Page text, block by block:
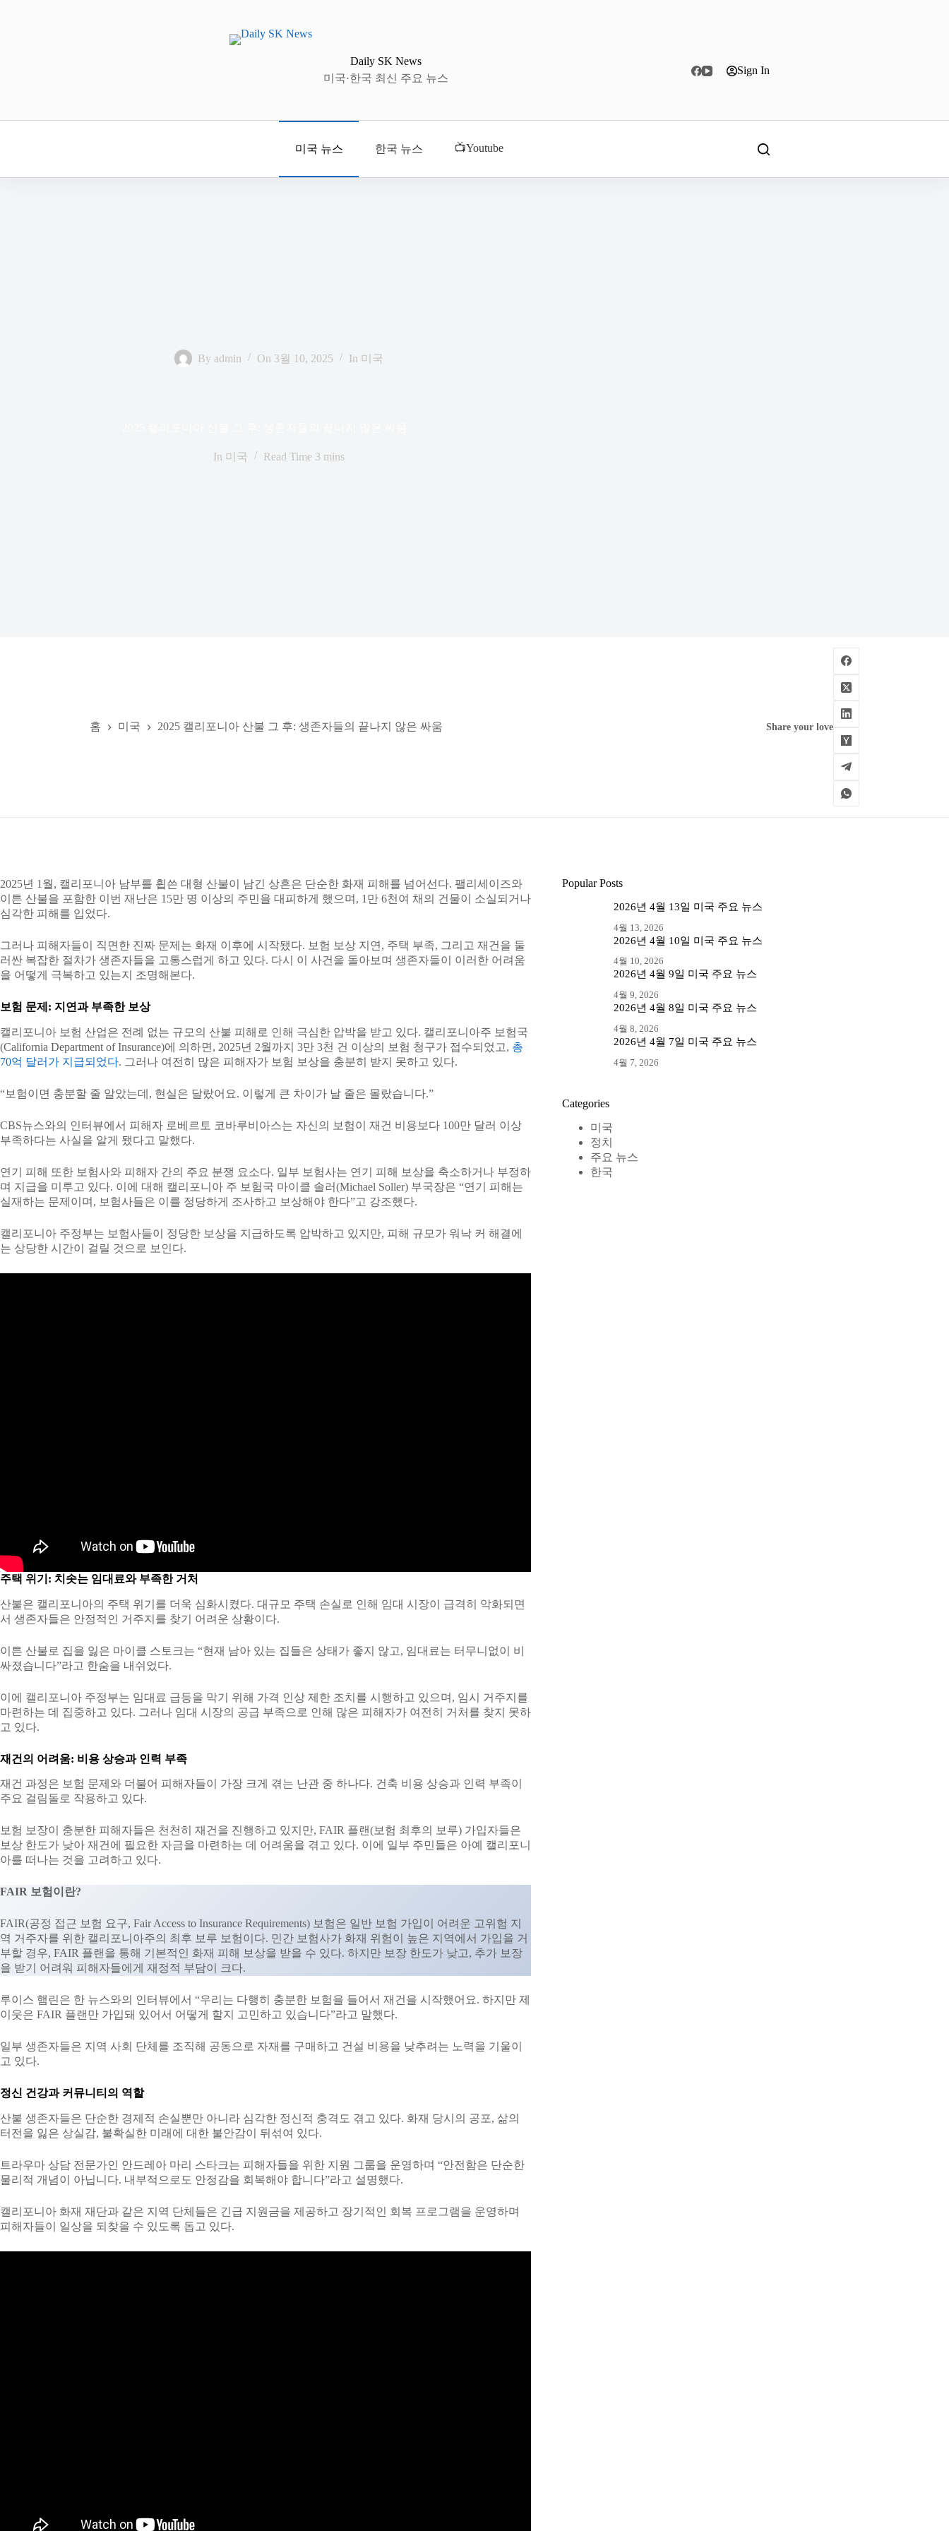
Daily SK News
미국·한국 최신 주요 뉴스
Sign In
미국 뉴스 한국 뉴스 📺Youtube
By admin On 3월 10, 2025 In 미국
In 미국 Read Time 3 mins
홈 미국 2025 캘리포니아 산불 그 후: 생존자들의 끝나지 않은 싸움 Share your love
2025년 1월, 캘리포니아 남부를 휩쓴 대형 산불이 남긴 상흔은 단순한 화재 피해를 넘어선다. 팰리세이즈와
이튼 산불을 포함한 이번 재난은 15만 명 이상의 주민을 대피하게 했으며, 1만 6천여 채의 건물이 소실되거나
심각한 피해를 입었다.
그러나 피해자들이 직면한 진짜 문제는 화재 이후에 시작됐다. 보험 보상 지연, 주택 부족, 그리고 재건을 둘
러싼 복잡한 절차가 생존자들을 고통스럽게 하고 있다. 다시 이 사건을 돌아보며 생존자들이 이러한 어려움
을 어떻게 극복하고 있는지 조명해본다.
보험 문제: 지연과 부족한 보상
캘리포니아 보험 산업은 전례 없는 규모의 산불 피해로 인해 극심한 압박을 받고 있다. 캘리포니아주 보험국
(California Department of Insurance)에 의하면, 2025년 2월까지 3만 3천 건 이상의 보험 청구가 접수되었고, 총
70억 달러가 지급되었다. 그러나 여전히 많은 피해자가 보험 보상을 충분히 받지 못하고 있다.
“보험이면 충분할 줄 알았는데, 현실은 달랐어요. 이렇게 큰 차이가 날 줄은 몰랐습니다.”
CBS뉴스와의 인터뷰에서 피해자 로베르토 코바루비아스는 자신의 보험이 재건 비용보다 100만 달러 이상
부족하다는 사실을 알게 됐다고 말했다.
연기 피해 또한 보험사와 피해자 간의 주요 분쟁 요소다. 일부 보험사는 연기 피해 보상을 축소하거나 부정하
며 지급을 미루고 있다. 이에 대해 캘리포니아 주 보험국 마이클 솔러(Michael Soller) 부국장은 “연기 피해는
실재하는 문제이며, 보험사들은 이를 정당하게 조사하고 보상해야 한다”고 강조했다.
캘리포니아 주정부는 보험사들이 정당한 보상을 지급하도록 압박하고 있지만, 피해 규모가 워낙 커 해결에
는 상당한 시간이 걸릴 것으로 보인다.
주택 위기: 치솟는 임대료와 부족한 거처
산불은 캘리포니아의 주택 위기를 더욱 심화시켰다. 대규모 주택 손실로 인해 임대 시장이 급격히 악화되면
서 생존자들은 안정적인 거주지를 찾기 어려운 상황이다.
이튼 산불로 집을 잃은 마이클 스토크는 “현재 남아 있는 집들은 상태가 좋지 않고, 임대료는 터무니없이 비
싸졌습니다”라고 한숨을 내쉬었다.
이에 캘리포니아 주정부는 임대료 급등을 막기 위해 가격 인상 제한 조치를 시행하고 있으며, 임시 거주지를
마련하는 데 집중하고 있다. 그러나 임대 시장의 공급 부족으로 인해 많은 피해자가 여전히 거처를 찾지 못하
고 있다.
재건의 어려움: 비용 상승과 인력 부족
재건 과정은 보험 문제와 더불어 피해자들이 가장 크게 겪는 난관 중 하나다. 건축 비용 상승과 인력 부족이
주요 걸림돌로 작용하고 있다.
보험 보장이 충분한 피해자들은 천천히 재건을 진행하고 있지만, FAIR 플랜(보험 최후의 보루) 가입자들은
보상 한도가 낮아 재건에 필요한 자금을 마련하는 데 어려움을 겪고 있다. 이에 일부 주민들은 아예 캘리포니
아를 떠나는 것을 고려하고 있다.
FAIR 보험이란?
FAIR(공정 접근 보험 요구, Fair Access to Insurance Requirements) 보험은 일반 보험 가입이 어려운 고위험 지
역 거주자를 위한 캘리포니아주의 최후 보루 보험이다. 민간 보험사가 화재 위험이 높은 지역에서 가입을 거
부할 경우, FAIR 플랜을 통해 기본적인 화재 피해 보상을 받을 수 있다. 하지만 보장 한도가 낮고, 추가 보장
을 받기 어려워 피해자들에게 재정적 부담이 크다.
루이스 햄린은 한 뉴스와의 인터뷰에서 “우리는 다행히 충분한 보험을 들어서 재건을 시작했어요. 하지만 제
이웃은 FAIR 플랜만 가입돼 있어서 어떻게 할지 고민하고 있습니다”라고 말했다.
일부 생존자들은 지역 사회 단체를 조직해 공동으로 자재를 구매하고 건설 비용을 낮추려는 노력을 기울이
고 있다.
정신 건강과 커뮤니티의 역할
산불 생존자들은 단순한 경제적 손실뿐만 아니라 심각한 정신적 충격도 겪고 있다. 화재 당시의 공포, 삶의
터전을 잃은 상실감, 불확실한 미래에 대한 불안감이 뒤섞여 있다.
트라우마 상담 전문가인 안드레아 마리 스타크는 피해자들을 위한 지원 그룹을 운영하며 “안전함은 단순한
물리적 개념이 아닙니다. 내부적으로도 안정감을 회복해야 합니다”라고 설명했다.
캘리포니아 화재 재단과 같은 지역 단체들은 긴급 지원금을 제공하고 장기적인 회복 프로그램을 운영하며
피해자들이 일상을 되찾을 수 있도록 돕고 있다.
Popular Posts
2026년 4월 13일 미국 주요 뉴스
4월 13, 2026
2026년 4월 10일 미국 주요 뉴스
4월 10, 2026
2026년 4월 9일 미국 주요 뉴스
4월 9, 2026
2026년 4월 8일 미국 주요 뉴스
4월 8, 2026
2026년 4월 7일 미국 주요 뉴스
4월 7, 2026
Categories
미국
정치
주요 뉴스
한국